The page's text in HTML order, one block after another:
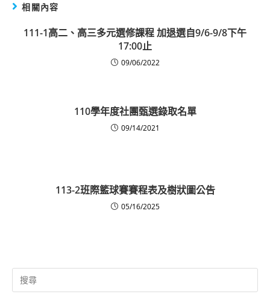
相關內容
111-1高二、高三多元選修課程 加退選自9/6-9/8下午
17:00止
09/06/2022
110學年度社團甄選錄取名單
09/14/2021
113-2班際籃球賽賽程表及樹狀圖公告
05/16/2025
Search
for: